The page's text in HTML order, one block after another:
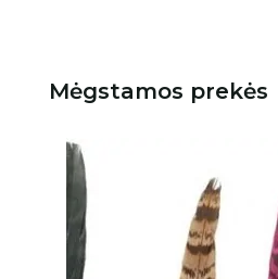
Mėgstamos prekės